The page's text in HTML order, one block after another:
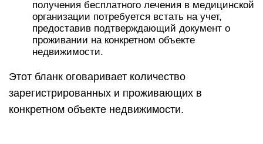
получения бесплатного лечения в медицинской
организации потребуется встать на учет,
предоставив подтверждающий документ о
проживании на конкретном объекте
недвижимости.
Этот бланк оговаривает количество
зарегистрированных и проживающих в
конкретном объекте недвижимости.